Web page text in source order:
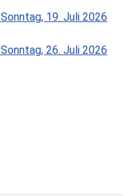
Sonntag, 19. Juli 2026
Sonntag, 26. Juli 2026